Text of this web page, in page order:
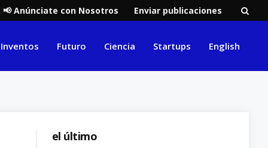
📢 Anúnciate con Nosotros Enviar publicaciones
Inventos Futuro Ciencia Startups English
el último